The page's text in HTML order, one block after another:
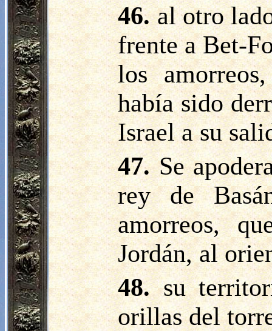
46.al otro
frente a Bet-
los
había sido
Israel a su
47.Se
rey de
amorreos,
Jordán, al
48.su
orillas del